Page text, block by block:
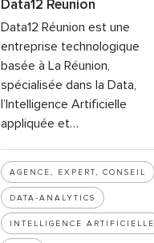
Data12 Reunion
Data12 Réunion est une
entreprise technologique
basée à La Réunion,
spécialisée dans la Data,
l’Intelligence Artificielle
appliquée et…
AGENCE, EXPERT, CONSEIL
DATA-ANALYTICS
INTELLIGENCE ARTIFICIELLE